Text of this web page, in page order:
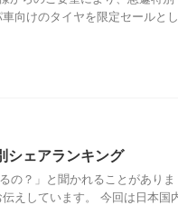
向けのタイヤを限定セールとし
シェアランキング
の？」と聞かれることがありま
えしています。 今回は日本国